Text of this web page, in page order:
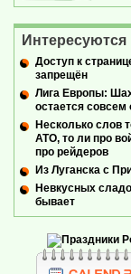
Интересуются
Доступ к
запрещён
Лига Европы:
остается совсем
Несколько слов
АТО, то ли про
про рейдеров
Из Луганска с
Невкусных
бывает